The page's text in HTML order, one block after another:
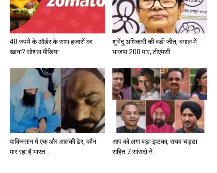
40 रुपये के ऑर्डर के साथ हजारों का
खाना? सोशल मीडिया...
शुभेंदु अधिकारी की बड़ी जीत, बंगाल में
भाजपा 200 पार, टीएमसी...
पाकिस्तान में एक और आतंकी ढेर, कौन
मार रहा है भारत...
आप को लगा बड़ा झटका, राघव चड्ढा
सहित 7 सांसदों ने...